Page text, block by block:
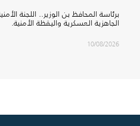
برئاسة المحافظ بن الوزير.. اللجنة
الجاهزية العسكرية واليقظة الأمنية.
10/08/2026